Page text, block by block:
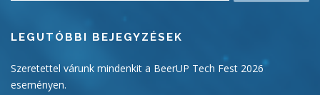
LEGUTÓBBI BEJEGYZÉSEK
Szeretettel várunk mindenkit a BeerUP Tech Fest 2026
eseményen.